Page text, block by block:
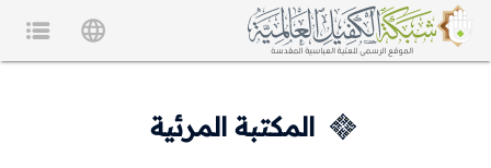
المكتبة المرئية